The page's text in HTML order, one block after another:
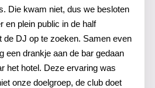
Die kwam niet, dus we besloten
en plein public in de half
de DJ op te zoeken. Samen even
een drankje aan de bar gedaan
het hotel. Deze ervaring was
onze doelgroep, de club doet